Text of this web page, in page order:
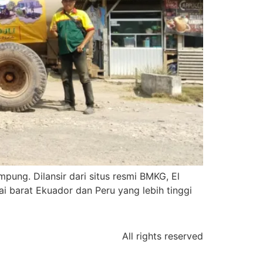
Dilansir dari situs resmi BMKG, El
barat Ekuador dan Peru yang lebih tinggi
All rights reserved